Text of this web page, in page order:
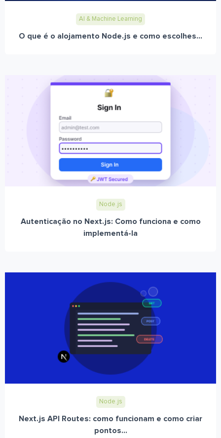
AI & Machine Learning
O que é o alojamento Node.js e como escolhes...
Node.js
Autenticação no Next.js: Como funciona e como
implementá-la
Node.js
Next.js API Routes: como funcionam e como criar
pontos...